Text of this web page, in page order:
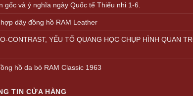
gốc và ý nghĩa ngày Quốc tế Thiếu nhi 1-6.
dây đồng hồ RAM Leather
CONTRAST, YẾU TỐ QUANG HỌC CHỤP HÌNH QUAN
hồ da bò RAM Classic 1963
TIN CỬA HÀNG